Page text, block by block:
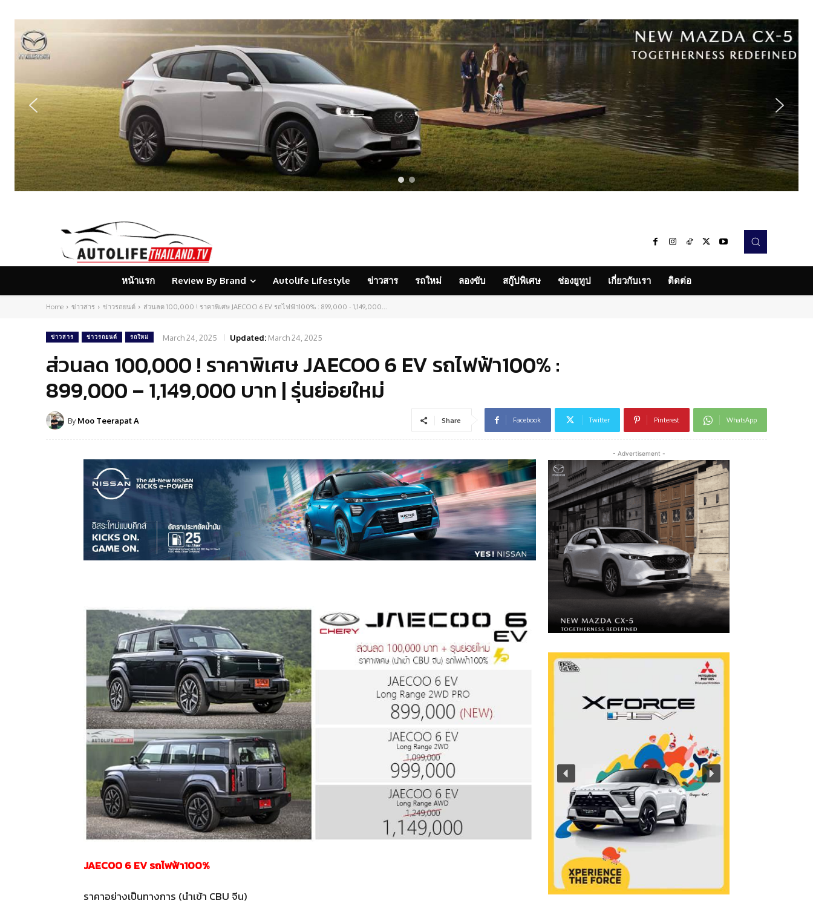
หน้าแรก Review By Brand Autolife Lifestyle ข่าวสาร รถใหม่ ลองขับ สกู๊ปพิเศษ ช่องยูทูป เกี่ยวกับเรา ติดต่อ
Home ข่าวสาร ข่าวรถยนต์ ส่วนลด 100,000 ! ราคาพิเศษ JAECOO 6 EV รถไฟฟ้า100% : 899,000 - 1,149,000...
ข่าวสาร ข่าวรถยนต์ รถใหม่ March 24, 2025 Updated: March 24, 2025
ส่วนลด 100,000 ! ราคาพิเศษ JAECOO 6 EV รถไฟฟ้า100% :
899,000 – 1,149,000 บาท | รุ่นย่อยใหม่
By Moo Teerapat A Share Facebook Twitter Pinterest WhatsApp
JAECOO 6 EV รถไฟฟ้า100%
ราคาอย่างเป็นทางการ (นำเข้า CBU จีน)
- Advertisement -